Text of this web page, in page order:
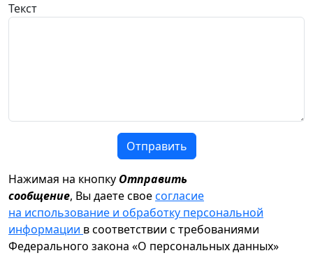
Текст
Отправить
Нажимая на кнопку Отправить
сообщение, Вы даете своесогласие
на использование и обработку персональной
информации в соответствии с требованиями
Федерального закона «О персональных данных»